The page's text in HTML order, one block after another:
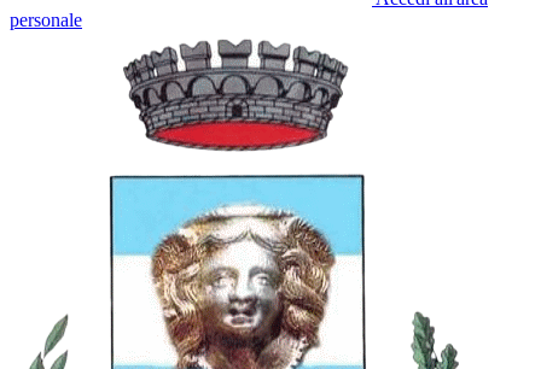
personale